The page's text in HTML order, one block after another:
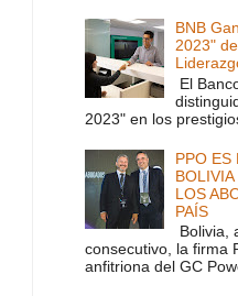
BNB
2023"
El
2023" en los
PPO ES
LOS
PAÍS
Bolivia,
consecutivo, la firma
anfitriona del GC